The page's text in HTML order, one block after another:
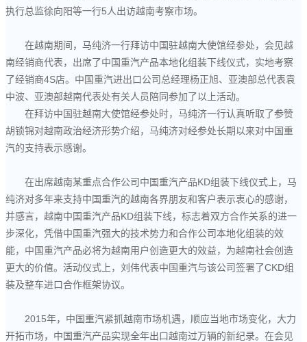
执行总监徐向阳等一行5人出访越南考察市场。
在越南期间，马纯济一行拜访中国驻越南大使馆经参处，会见越
南经销商代表，出席了中国重汽产品本地化组装下线仪式，实地考察
了经销商4S店。中国重汽进出口公司总经理杨正旭、亚澳部总代表袁
中波、亚澳部越南代表处有关人员陪同参加了以上活动。
在拜访中国驻越南大使馆经参处时，马纯济一行认真听取了参赞
胡锁锦对越南政治经济形势介绍，马纯济对经参处长期以来对中国重
汽的支持表示感谢。
在出席越南某重点合作公司中国重汽产品KD组装下线仪式上，马
纯济对多年来支持中国重汽的越南各界朋友和客户表示衷心的感谢，
并感言，越南中国重汽产品KD组装下线，标志着双方合作关系的进一
步深化，凭借中国重汽强大的技术势力和合作公司本地化组装的效
能，中国重汽产品必将为越南用户创造更大的效益，为越南社会创造
更大的价值。活动仪式上，刘伟代表中国重汽与该公司签署了CKD组
装及整车进口合作框架协议。
2015年，中国重汽紧抓越南市场机遇，顺应当地市场变化，大力
开拓市场，中国重汽产品实现全年出口越南过万辆的新纪录。在会见